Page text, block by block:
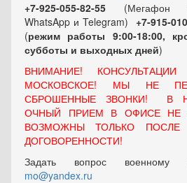
+7-925-055-82-55 (Мегафон
WhatsApp и Telegram) +7-915-
(режим работы 9:00-18:00,
субботы и выходных дней)
ВНИМАНИЕ!
МОСКОВСКОЕ! МЫ НЕ
СБРОШЕННЫЕ ЗВОНКИ! В
ОЧНЫЙ ПРИЕМ В ОФИСЕ НЕ
ВОЗМОЖНЫ ТОЛЬКО ПОСЛЕ
ДОГОВОРЕННОСТИ!
Задать вопрос военному
mo@yandex.ru